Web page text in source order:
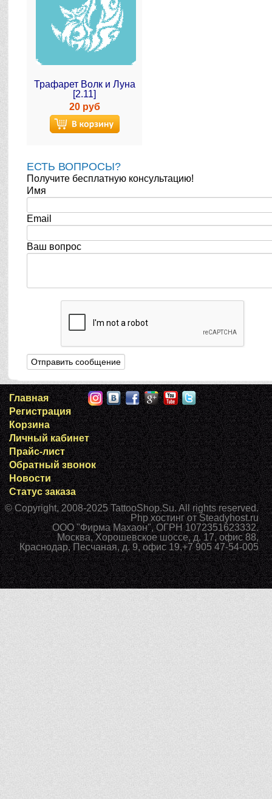
Трафарет Волк и Луна
[2.11]
20 руб
ЕСТЬ ВОПРОСЫ?
Получите бесплатную консультацию!
Имя
Email
Ваш вопрос
Главная
Регистрация
Корзина
Личный кабинет
Прайс-лист
Обратный звонок
Новости
Статус заказа
© Copyright, 2008-2025TattooShop.Su. All rights reserved.
Php хостингот Steadyhost.ru
ООО "Фирма Махаон", ОГРН 1072351623332.
Москва,Хорошевское шоссе, д. 17, офис 88,
Краснодар,Песчаная, д. 9, офис 19,+7 905 47-54-005